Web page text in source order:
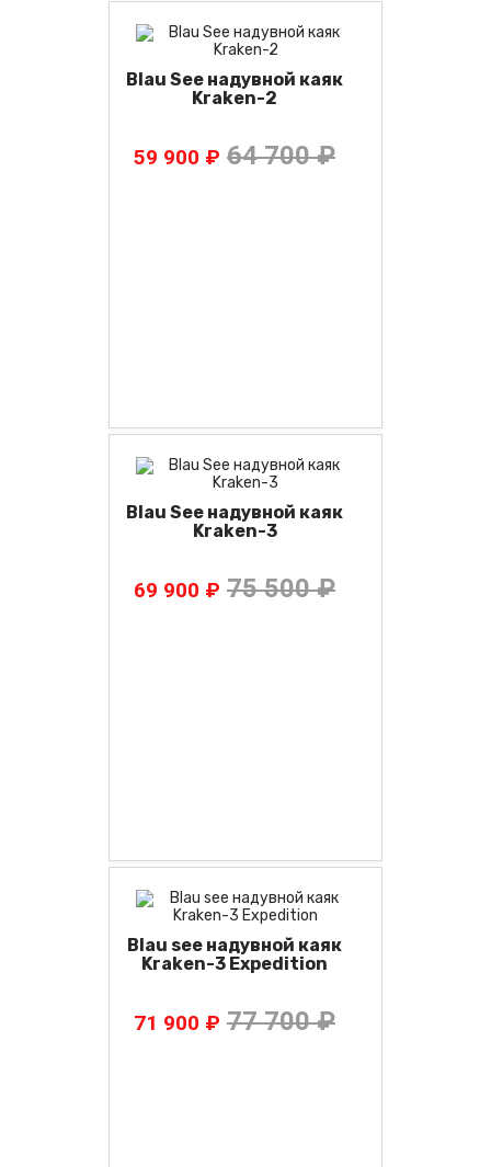
Blau See надувной каяк
Kraken-2
59 900 ₽ 64 700 ₽
Blau See надувной каяк
Kraken-3
69 900 ₽ 75 500 ₽
Blau see надувной каяк
Kraken-3 Expedition
71 900 ₽ 77 700 ₽